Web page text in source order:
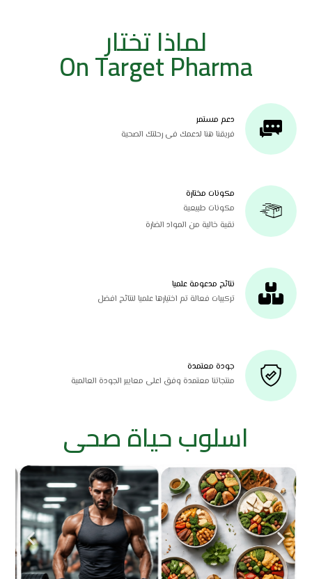
لماذا تختار
On Target Pharma
دعم مستمر
فريقنا هنا لدعمك فى رحلتك الصحية
مكونات مختارة
مكونات طبيعية
نقية خالية من المواد الضارة
نتائج مدعومة علميا
تركيبات فعالة تم اختيارها علميا لنتائج افضل
جودة معتمدة
منتجاتنا معتمدة وفق اعلى معايير الجودة العالمية
اسلوب حياة صحى